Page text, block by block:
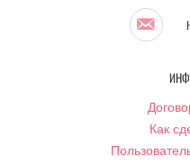
Как